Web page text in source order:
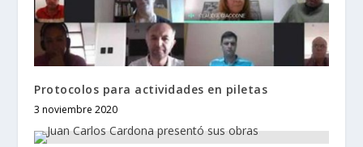
Protocolos para actividades en piletas
3 noviembre 2020